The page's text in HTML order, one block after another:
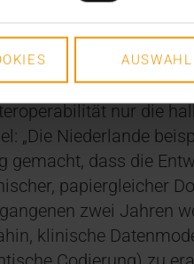
Gesundheitsdaten. Die
und Ärzten oder
Über diesen Weg
Austausch von
nur die
„Die Niederlande
gemacht, dass die
papiergleicher
zwei Jahren
klinische